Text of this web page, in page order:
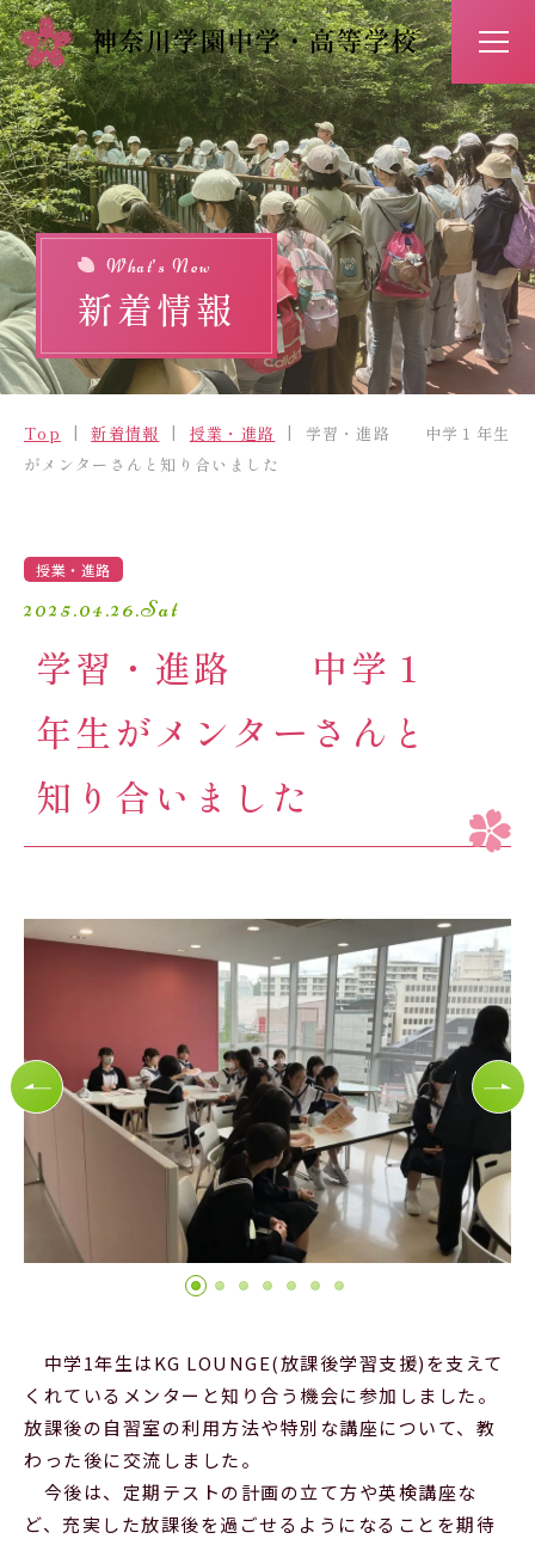
アクセス お問い合わせ
入試情報 イベント予約
Top
新着情報
学校紹介
学園生活
進路・進学
入試情報
受験生の方へ
保護者の方へ アクセスマップ
よくあるご質問 個人情報保護方針
精華小学校
Official SNS
What’s New
新着情報
Top 新着情報 授業・進路
学習・進路 中学１年生
がメンターさんと知り合いました
授業・進路
2025.04.26.Sat
学習・進路 中学１
年生がメンターさんと
知り合いました
中学1年生はKG LOUNGE(放課後学習支援)を支えて
くれているメンターと知り合う機会に参加しました。
放課後の自習室の利用方法や特別な講座について、教
わった後に交流しました。
今後は、定期テストの計画の立て方や英検講座な
ど、充実した放課後を過ごせるようになることを期待